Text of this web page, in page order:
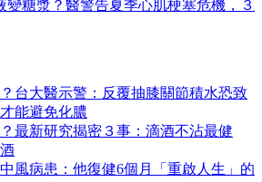
變糖漿？醫警告夏季心肌梗塞危機，３
台大醫示警：反覆抽膝關節積水恐致
能避免化膿
最新研究揭密３事：滴酒不沾最健
風病患：他復健6個月「重啟人生」的